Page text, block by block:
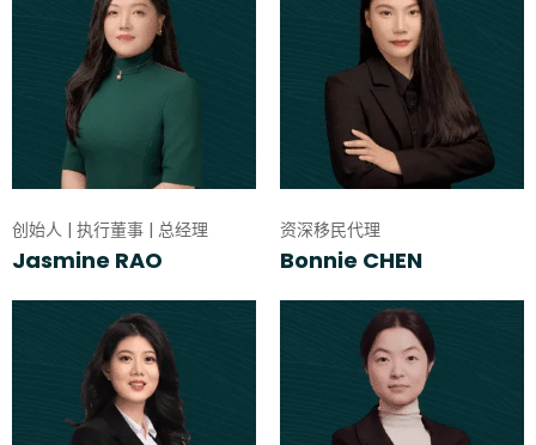
创始人 | 执行董事 | 总经理
Jasmine RAO
资深移民代理
Bonnie CHEN